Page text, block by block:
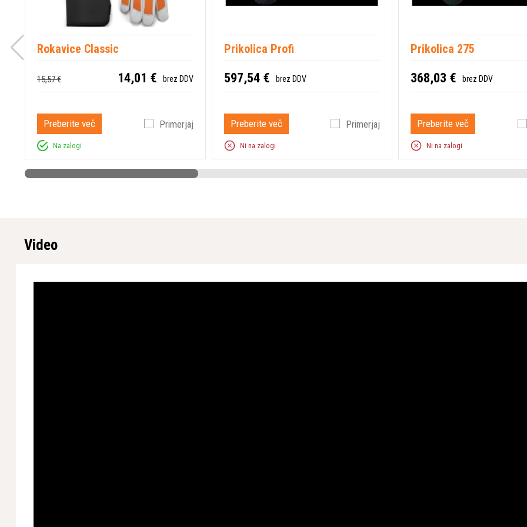
Pritisk hrupa na uporabnikova
Moč zvoka, zajamčena LWA
Prostornina valja
Rokavice Classic
15,57 € 14,01 € brez DDV
Preberite več Primerjaj
Na zalogi
Prikolica Profi
597,54 € brez DDV
Preberite več Primerjaj
Ni na zalogi
Prikolica 275
368,03 € brez DDV
Preberite več
Ni na zalogi
Video